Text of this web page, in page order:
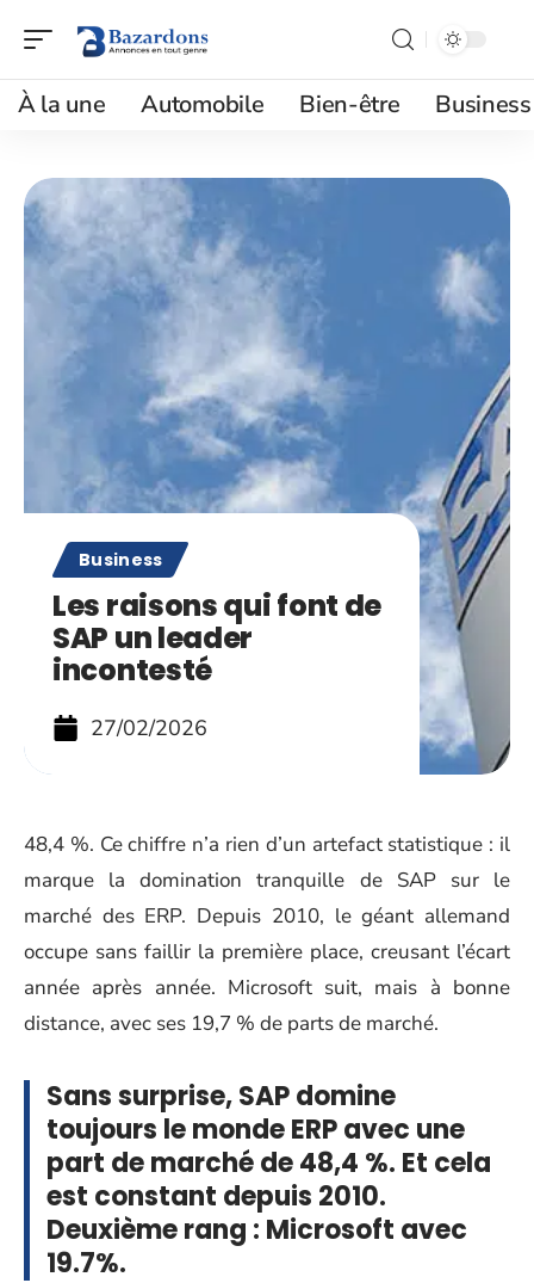
À la une Automobile Bien-être Business
Business
Les raisons qui font de
SAP un leader
incontesté
27/02/2026
48,4 %. Ce chiffre n’a rien d’un artefact statistique : il
marque la domination tranquille de SAP sur le
marché des ERP. Depuis 2010, le géant allemand
occupe sans faillir la première place, creusant l’écart
année après année. Microsoft suit, mais à bonne
distance, avec ses 19,7 % de parts de marché.
Sans surprise, SAP domine
toujours le monde ERP avec une
part de marché de 48,4 %. Et cela
est constant depuis 2010.
Deuxième rang : Microsoft avec
19.7%.